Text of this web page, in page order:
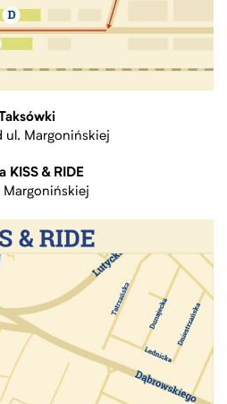
Taksówki
ul. Margonińskiej
KISS & RIDE
Margonińskiej